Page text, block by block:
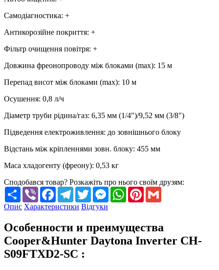
Самодіагностика: +
Антикорозійне покриття: +
Фільтр очищення повітря: +
Довжина фреонопроводу між блоками (max): 15 м
Перепад висот між блоками (max): 10 м
Осушення: 0,8 л/ч
Діаметр труби рідина/газ: 6,35 мм (1/4")/9,52 мм (3/8")
Підведення електроживлення: до зовнішнього блоку
Відстань між кріпленнями зовн. блоку: 455 мм
Маса хладогенту (фреону): 0,53 кг
Сподобався товар? Розкажіть про нього своїм друзям:
Share Viber FacebookTelegramTwitterMessengerWhatsApp
Pinterest
Опис Характеристики Відгуки
Особенности и преимущества
Cooper&Hunter Daytona Inverter CH-
S09FTXD2-SC :